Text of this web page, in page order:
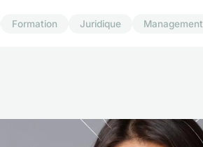
Formation Juridique Management